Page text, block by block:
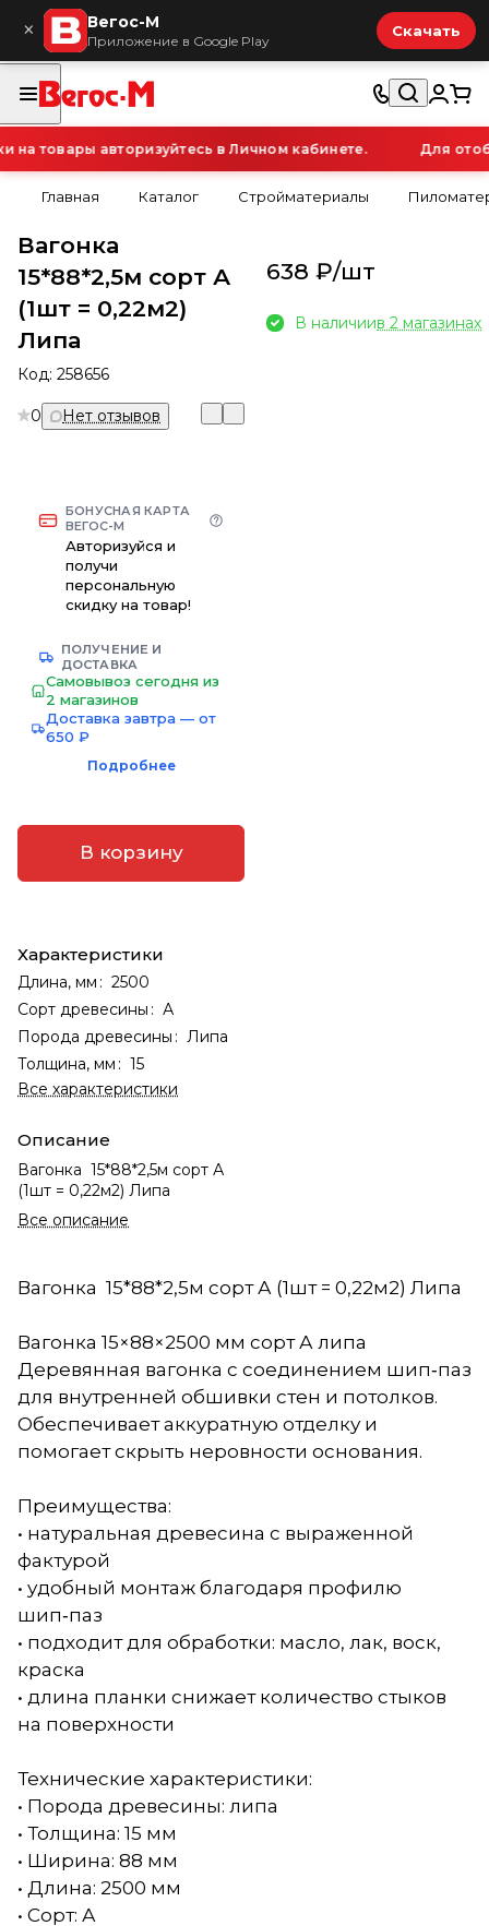
× Вегос-М
Приложение в Google Play
Скачать
товары авторизуйтесь в Личном кабинете. Для
Главная Каталог Стройматериалы
Вагонка
15*88*2,5м сорт А
(1шт = 0,22м2)
Липа
Код: 258656
0 Нет отзывов
БОНУСНАЯ КАРТА
ВЕГОС-М
Авторизуйся и
получи
персональную
скидку на товар!
ПОЛУЧЕНИЕ И
ДОСТАВКА
Самовывоз сегодня из
2 магазинов
Доставка завтра — от
650 ₽
Подробнее
В корзину
Характеристики
Длина, мм : 2500
Сорт древесины : А
Порода древесины : Липа
Толщина, мм : 15
Все характеристики
Описание
Вагонка 15*88*2,5м сорт А
(1шт = 0,22м2) Липа
Все описание
638 ₽/шт
В наличиив 2 магазинах
Вагонка 15*88*2,5м сорт А (1шт = 0,22м2) Липа
Вагонка 15×88×2500 мм сорт А липа
Деревянная вагонка с соединением шип‑паз
для внутренней обшивки стен и потолков.
Обеспечивает аккуратную отделку и
помогает скрыть неровности основания.
Преимущества:
• натуральная древесина с выраженной
фактурой
• удобный монтаж благодаря профилю
шип‑паз
• подходит для обработки: масло, лак, воск,
краска
• длина планки снижает количество стыков
на поверхности
Технические характеристики:
• Порода древесины: липа
• Толщина: 15 мм
• Ширина: 88 мм
• Длина: 2500 мм
• Сорт: А